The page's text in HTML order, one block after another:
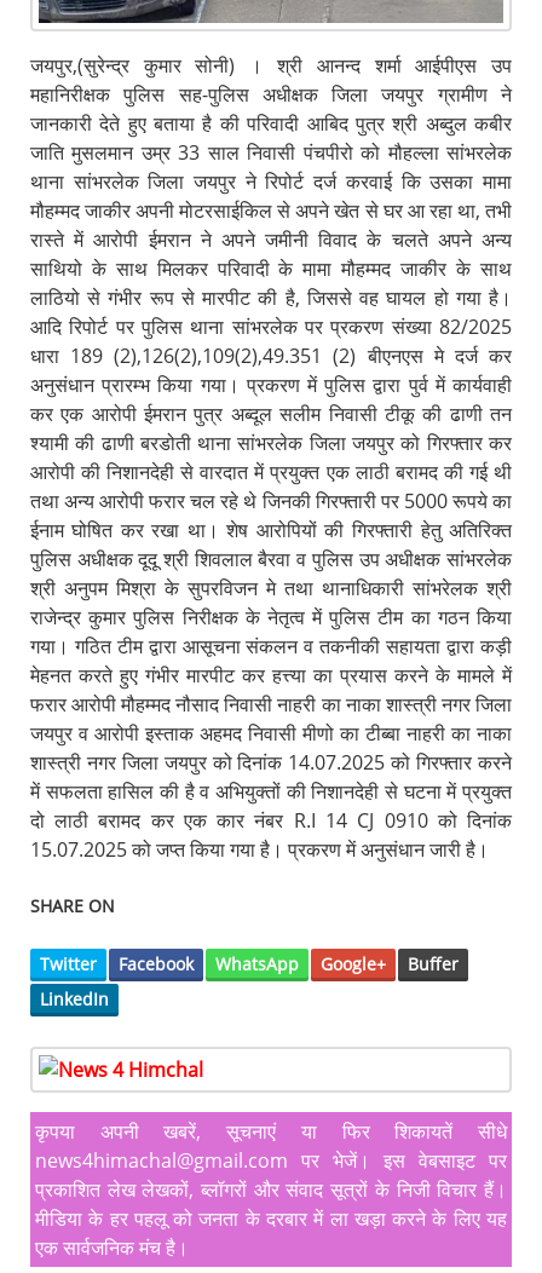
जयपुर,(सुरेन्द्र कुमार सोनी) । श्री आनन्द शर्मा आईपीएस उप
महानिरीक्षक पुलिस सह-पुलिस अधीक्षक जिला जयपुर ग्रामीण ने
जानकारी देते हुए बताया है की परिवादी आबिद पुत्र श्री अब्दुल कबीर
जाति मुसलमान उम्र 33 साल निवासी पंचपीरो को मौहल्ला सांभरलेक
थाना सांभरलेक जिला जयपुर ने रिपोर्ट दर्ज करवाई कि उसका मामा
मौहम्मद जाकीर अपनी मोटरसाईकिल से अपने खेत से घर आ रहा था, तभी
रास्ते में आरोपी ईमरान ने अपने जमीनी विवाद के चलते अपने अन्य
साथियो के साथ मिलकर परिवादी के मामा मौहम्मद जाकीर के साथ
लाठियो से गंभीर रूप से मारपीट की है, जिससे वह घायल हो गया है।
आदि रिपोर्ट पर पुलिस थाना सांभरलेक पर प्रकरण संख्या 82/2025
धारा 189 (2),126(2),109(2),49.351 (2) बीएनएस मे दर्ज कर
अनुसंधान प्रारम्भ किया गया। प्रकरण में पुलिस द्वारा पुर्व में कार्यवाही
कर एक आरोपी ईमरान पुत्र अब्दूल सलीम निवासी टीकू की ढाणी तन
श्यामी की ढाणी बरडोती थाना सांभरलेक जिला जयपुर को गिरफ्तार कर
आरोपी की निशानदेही से वारदात में प्रयुक्त एक लाठी बरामद की गई थी
तथा अन्य आरोपी फरार चल रहे थे जिनकी गिरफ्तारी पर 5000 रूपये का
ईनाम घोषित कर रखा था। शेष आरोपियों की गिरफ्तारी हेतु अतिरिक्त
पुलिस अधीक्षक दूदू श्री शिवलाल बैरवा व पुलिस उप अधीक्षक सांभरलेक
श्री अनुपम मिश्रा के सुपरविजन मे तथा थानाधिकारी सांभरेलक श्री
राजेन्द्र कुमार पुलिस निरीक्षक के नेतृत्व में पुलिस टीम का गठन किया
गया। गठित टीम द्वारा आसूचना संकलन व तकनीकी सहायता द्वारा कड़ी
मेहनत करते हुए गंभीर मारपीट कर हत्त्या का प्रयास करने के मामले में
फरार आरोपी मौहम्मद नौसाद निवासी नाहरी का नाका शास्त्री नगर जिला
जयपुर व आरोपी इस्ताक अहमद निवासी मीणो का टीब्बा नाहरी का नाका
शास्त्री नगर जिला जयपुर को दिनांक 14.07.2025 को गिरफ्तार करने
में सफलता हासिल की है व अभियुक्तों की निशानदेही से घटना में प्रयुक्त
दो लाठी बरामद कर एक कार नंबर R.I 14 CJ 0910 को दिनांक
15.07.2025 को जप्त किया गया है। प्रकरण में अनुसंधान जारी है।
SHARE ON
Twitter Facebook WhatsApp Google+
Buffer
LinkedIn
कृपया अपनी खबरें, सूचनाएं या फिर शिकायतें सीधे
news4himachal@gmail.com पर भेजें। इस वेबसाइट पर
प्रकाशित लेख लेखकों, ब्लॉगरों और संवाद सूत्रों के निजी विचार हैं।
मीडिया के हर पहलू को जनता के दरबार में ला खड़ा करने के लिए यह
एक सार्वजनिक मंच है।